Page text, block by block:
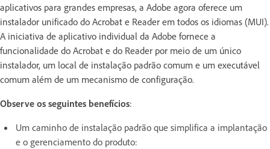
aplicativos para grandes empresas, a Adobe agora oferece um
instalador unificado do Acrobat e Reader em todos os idiomas (MUI).
A iniciativa de aplicativo individual da Adobe fornece a
funcionalidade do Acrobat e do Reader por meio de um único
instalador, um local de instalação padrão comum e um executável
comum além de um mecanismo de configuração.
Observe os seguintes benefícios:
Um caminho de instalação padrão que simplifica a implantação
e o gerenciamento do produto: